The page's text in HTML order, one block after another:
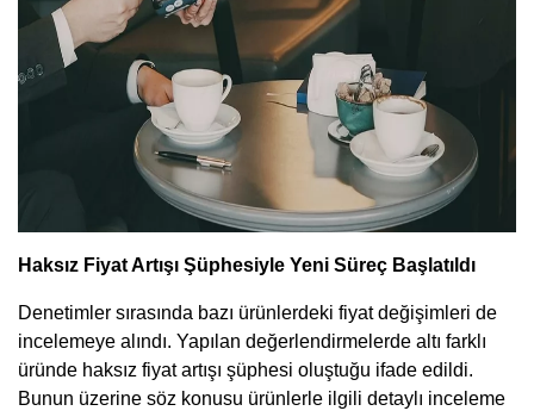
Haksız Fiyat Artışı Şüphesiyle Yeni Süreç Başlatıldı
Denetimler sırasında bazı ürünlerdeki fiyat değişimleri de
incelemeye alındı. Yapılan değerlendirmelerde altı farklı
üründe haksız fiyat artışı şüphesi oluştuğu ifade edildi.
Bunun üzerine söz konusu ürünlerle ilgili detaylı inceleme